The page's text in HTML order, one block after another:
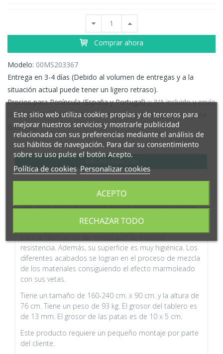
Comprar ahora
Modelo: 00MS203367
Entrega en 3-4 días (Debido al volumen de entregas y a la
situación actual puede tener un ligero retraso).
Precios para Península (España y Portugal) ¡¡¡ IVA incluido y envío
GRATIS !!! En algunos casos puede existir un suplemento para
Baleares.
MÁS INFORMACIÓN
creado con materiales naturales sometidos a cocción
que tiene unas características muy especiales como la
resistencia al rayado, al calor, al fuego, a los productos
químicos, etc., lo que lo hace especialmente interesante
resistencia. Además, su superficie es muy higiénica. Los
diferentes acabados se logran en el proceso de mezcla
de los materiales consiguiendo el efecto marmoleado
con sus vetas.
Tiene un tamaño de 160-240 cm. x 90 cm. y la altura de
76 cm. Tiene un peso de 93 kg. El grosor del tablero es
de 13 mm. El grosor de las patas es de 10 x 5 cm.
Este producto requiere un pequeño montaje por parte
del cliente.
Este sitio web utiliza cookies propias y de terceros para
mejorar nuestros servicios y mostrarle publicidad
relacionada con sus preferencias mediante el análisis de
sus hábitos de navegación. Para dar su consentimiento
sobre su uso pulse el botón Acepto.
Política de cookies Personalizar cookies
RECHAZAR TODO
ACEPTO